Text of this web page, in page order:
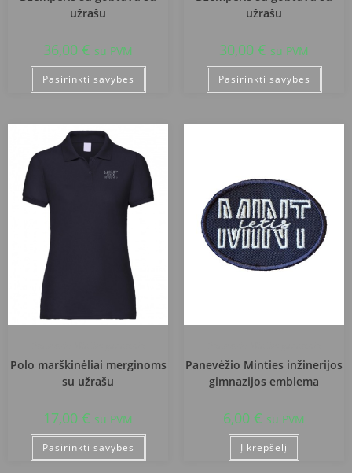
užrašu
36,00 € su PVM
Pasirinkti savybes
užrašu
30,00 € su PVM
Pasirinkti savybes
Polo marškinėliai merginoms
su užrašu
17,00 € su PVM
Pasirinkti savybes
Panevėžio Minties inžinerijos
gimnazijos emblema
6,00 € su PVM
Į krepšelį